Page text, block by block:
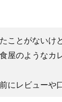
ことがないけ
屋のようなカ
にレビューや